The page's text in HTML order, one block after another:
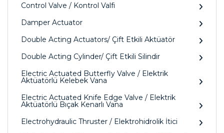
Control Valve / Kontrol Valfi
Damper Actuator
Double Acting Actuators/ Çift Etkili Aktüatör
Double Acting Cylinder/ Çift Etkili Silindir
Electric Actuated Butterfly Valve / Elektrik
Aktüatörlü Kelebek Vana
Electric Actuated Knife Edge Valve / Elektrik
Aktüatörlü Bıçak Kenarlı Vana
Electrohydraulic Thruster / Elektrohidrolik İtici